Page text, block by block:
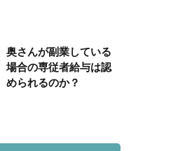
奥さんが副業している
場合の専従者給与は認
められるのか？